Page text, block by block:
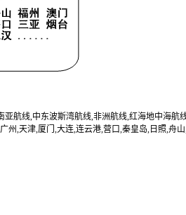
亚航线,中东波斯湾航线,非洲航线,红海地中海
州,天津,厦门,大连,连云港,营口,秦皇岛,日照,舟